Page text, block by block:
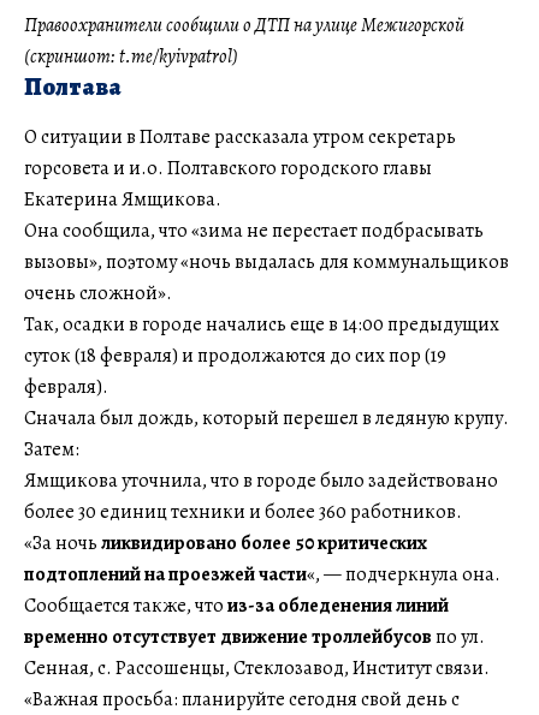
Правоохранители сообщили о ДТП на улице Межигорской
(скриншот: t.me/kyivpatrol)
Полтава
О ситуации в Полтаве рассказала утром секретарь
горсовета и и.о. Полтавского городского главы
Екатерина Ямщикова.
Она сообщила, что «зима не перестает подбрасывать
вызовы», поэтому «ночь выдалась для коммунальщиков
очень сложной».
Так, осадки в городе начались еще в 14:00 предыдущих
суток (18 февраля) и продолжаются до сих пор (19
февраля).
Сначала был дождь, который перешел в ледяную крупу.
Затем:
Ямщикова уточнила, что в городе было задействовано
более 30 единиц техники и более 360 работников.
«За ночьликвидировано более 50 критических
подтоплений на проезжей части«, — подчеркнула она.
Сообщается также, чтоиз-за обледенения линий
временно отсутствует движение троллейбусовпо ул.
Сенная, с. Рассошенцы, Стеклозавод, Институт связи.
«Важная просьба: планируйте сегодня свой день с